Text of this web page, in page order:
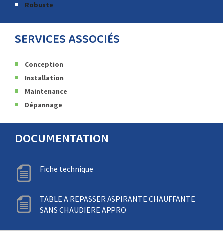
Robuste
SERVICES ASSOCIÉS
Conception
Installation
Maintenance
Dépannage
DOCUMENTATION
Fiche technique
TABLE A REPASSER ASPIRANTE CHAUFFANTE
SANS CHAUDIERE APPRO